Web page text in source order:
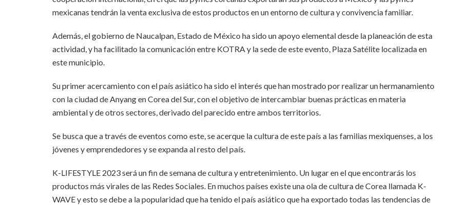
mexicanas tendrán la venta exclusiva de estos productos en un entorno de cultura y convivencia familiar.
Además, el gobierno de Naucalpan, Estado de México ha sido un apoyo elemental desde la planeación de esta
actividad, y ha facilitado la comunicación entre KOTRA y la sede de este evento, Plaza Satélite localizada en
este municipio.
Su primer acercamiento con el país asiático ha sido el interés que han mostrado por realizar un hermanamiento
con la ciudad de Anyang en Corea del Sur, con el objetivo de intercambiar buenas prácticas en materia
ambiental y de otros sectores, derivado del parecido entre ambos territorios.
Se busca que a través de eventos como este, se acerque la cultura de este país a las familias mexiquenses, a los
jóvenes y emprendedores y se expanda al resto del país.
K-LIFESTYLE 2023 será un fin de semana de cultura y entretenimiento. Un lugar en el que encontrarás los
productos más virales de las Redes Sociales. En muchos países existe una ola de cultura de Corea llamada K-
WAVE y esto se debe a la popularidad que ha tenido el país asiático que ha exportado todas las tendencias de